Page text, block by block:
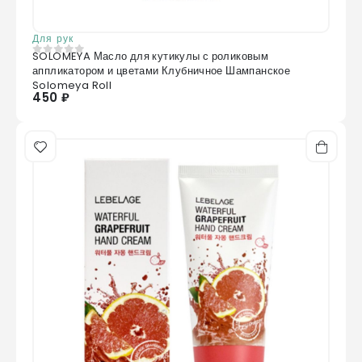
Для рук
0 из 5
SOLOMEYA Масло для кутикулы с роликовым
аппликатором и цветами Клубничное Шампанское
Solomeya Roll
450 ₽